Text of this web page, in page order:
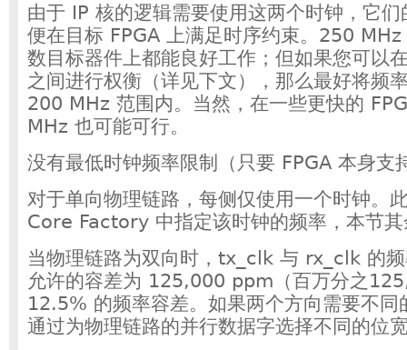
由于 IP 核的逻辑需要使用这两个时钟，它
便在目标 FPGA 上满足时序约束。250
数目标器件上都能良好工作；但如果您可以
之间进行权衡（详见下文），那么最好将频
200 MHz 范围内。当然，在一些更快的
MHz 也可能可行。
没有最低时钟频率限制（只要 FPGA 本身支
对于单向物理链路，每侧仅使用一个时钟。
Core Factory 中指定该时钟的频率，本节
当物理链路为双向时，tx_clk 与 rx_clk 的
允许的容差为 125,000 ppm（百万分之
12.5% 的频率容差。如果两个方向需要不同
通过为物理链路的并行数据字选择不同的位